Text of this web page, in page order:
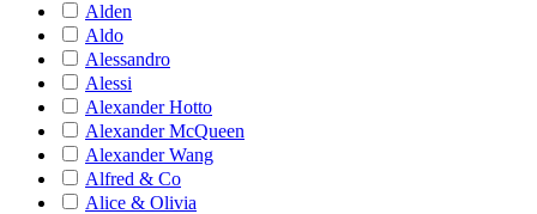
Alden
Aldo
Alessandro
Alessi
Alexander Hotto
Alexander McQueen
Alexander Wang
Alfred & Co
Alice & Olivia